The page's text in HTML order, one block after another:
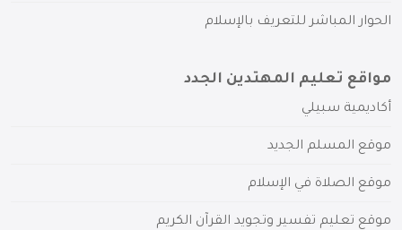
الحوار المباشر للتعريف بالإسلام
مواقع تعليم المهتدين الجدد
أكاديمية سبيلي
موقع المسلم الجديد
موقع الصلاة في الإسلام
موقع تعليم تفسير وتجويد القرآن الكريم